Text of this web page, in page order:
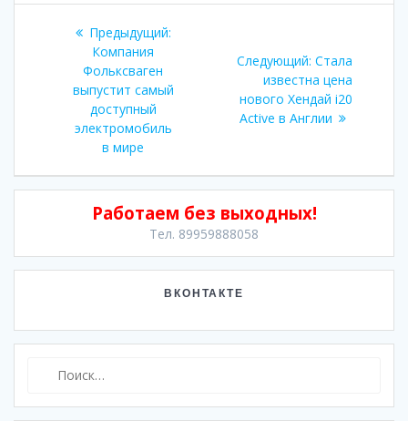
Навигация
записям
Предыдущий:Предыдущая
Компания
Фольксваген
выпустит самый
доступный
электромобиль
в мире
Следующий: Следующая
запись:
Стала
известна цена
нового Хендай i20
Active в Англии
Работаем без выходных!
Тел. 89959888058
ВКОНТАКТЕ